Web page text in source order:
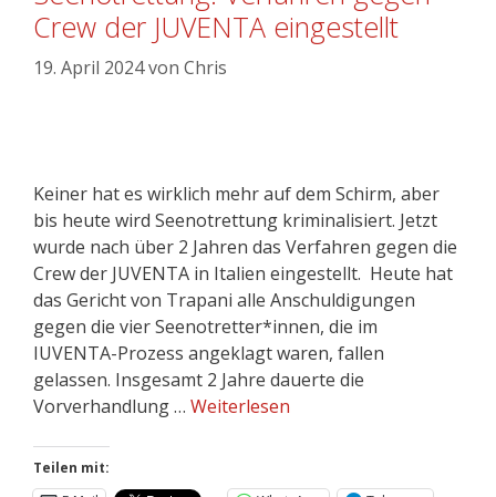
Crew der JUVENTA eingestellt
19. April 2024von Chris
Keiner hat es wirklich mehr auf dem Schirm, aber
bis heute wird Seenotrettung kriminalisiert. Jetzt
wurde nach über 2 Jahren das Verfahren gegen die
Crew der JUVENTA in Italien eingestellt. Heute hat
das Gericht von Trapani alle Anschuldigungen
gegen die vier Seenotretter*innen, die im
IUVENTA-Prozess angeklagt waren, fallen
gelassen. Insgesamt 2 Jahre dauerte die
Vorverhandlung … Weiterlesen
Teilen mit: